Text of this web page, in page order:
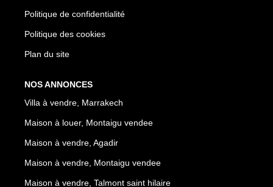
Politique de confidentialité
Politique des cookies
Plan du site
NOS ANNONCES
Villa à vendre, Marrakech
Maison à louer, Montaigu vendee
Maison à vendre, Agadir
Maison à vendre, Montaigu vendee
Maison à vendre, Talmont saint hilaire